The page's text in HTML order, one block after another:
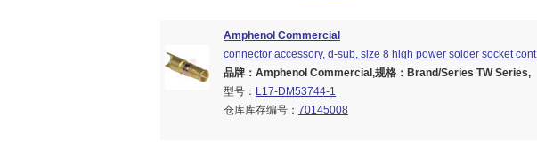
Amphenol Commercial
connector accessory, d-sub, size 8 high power solder socket
品牌：Amphenol Commercial,规格：Brand/Series TW Series,
型号： L17-DM53744-1
仓库库存编号： 70145008